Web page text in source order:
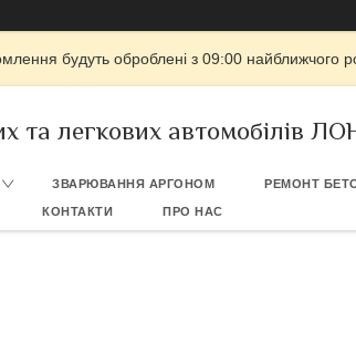
будуть оброблені з 09:00 найближчого
та легкових автомобілів
ЗВАРЮВАННЯ АРГОНОМ РЕМОНТ
КОНТАКТИ ПРО НАС